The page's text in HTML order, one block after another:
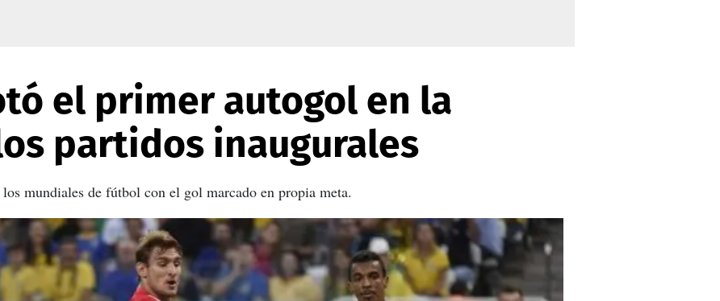
el primer autogol en la
partidos inaugurales
mundiales de fútbol con el gol marcado en propia meta.